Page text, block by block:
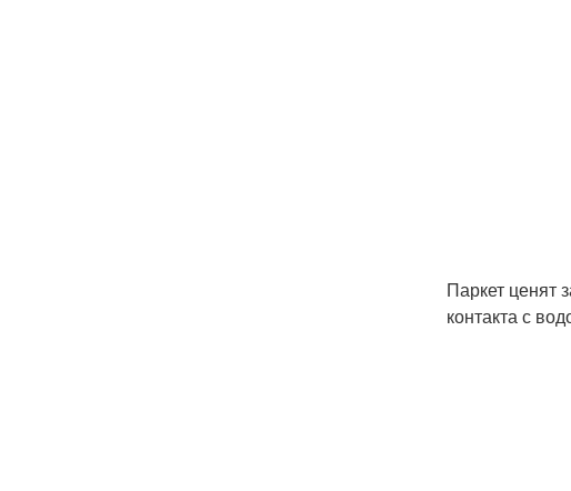
Паркет ценят
контакта с